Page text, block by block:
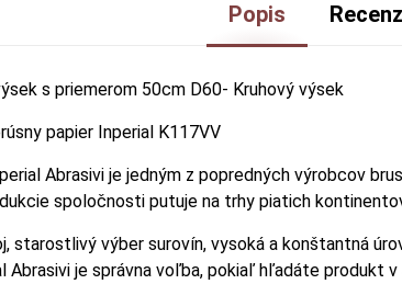
Popis
s priemerom 50cm D60- Kruhový výsek
papier Inperial K117VV
Abrasivi je jedným z popredných výrobcov
spoločnosti putuje na trhy piatich
starostlivý výber surovín, vysoká a konštantná
Abrasivi je správna voľba, pokiaľ hľadáte produkt